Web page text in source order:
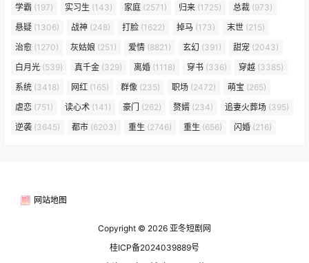
学霸 (197) 实习生 (143) 家庭 (2571) 归来 (1725) 总裁 (973)
悬疑 (1306) 战神 (248) 打脸 (1622) 掉马 (173) 末世 (215)
治愈 (1270) 灰姑娘 (251) 爱情 (8821) 玄幻 (391) 甜宠 (2043)
白月光 (539) 真千金 (329) 离婚 (1118) 穿书 (336) 穿越 (3385)
系统 (3418) 网红 (165) 群像 (235) 职场 (2472) 萌宝 (265)
虐恋 (751) 读心术 (141) 豪门 (262) 赘婿 (234) 追妻火葬场 (395)
逆袭 (3645) 都市 (6203) 重生 (2746) 重生 (656) 闪婚 (216)
网站地图
Copyright © 2026 亚冬短剧网
桂ICP备2024039889号